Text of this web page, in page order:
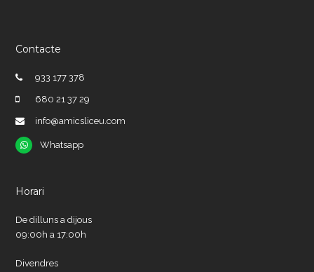
Contacte
933 177 378
680 21 37 29
info@amicsliceu.com
Whatsapp
Whatsapp
Horari
De dilluns a dijous
09:00h a 17:00h
Divendres